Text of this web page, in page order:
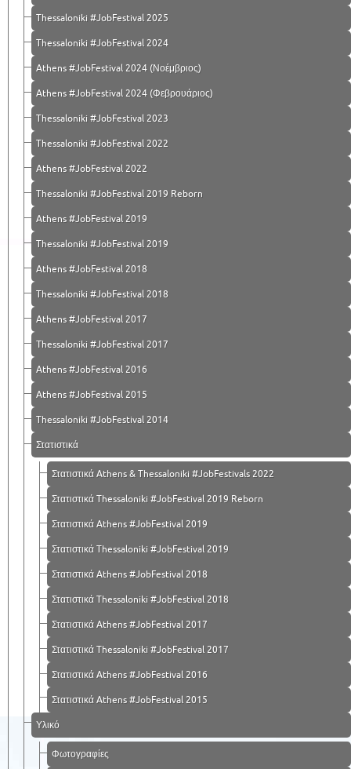
Thessaloniki #JobFestival 2025
Thessaloniki #JobFestival 2024
Athens #JobFestival 2024 (Νοέμβριος)
Athens #JobFestival 2024 (Φεβρουάριος)
Thessaloniki #JobFestival 2023
Thessaloniki #JobFestival 2022
Athens #JobFestival 2022
Thessaloniki #JobFestival 2019 Reborn
Athens #JobFestival 2019
Thessaloniki #JobFestival 2019
Athens #JobFestival 2018
Thessaloniki #JobFestival 2018
Athens #JobFestival 2017
Τhessaloniki #JobFestival 2017
Athens #JobFestival 2016
Athens #JobFestival 2015
Thessaloniki #JobFestival 2014
Στατιστικά
Στατιστικά Athens & Thessaloniki #JobFestivals 2022
Στατιστικά Thessaloniki #JobFestival 2019 Reborn
Στατιστικά Athens #JobFestival 2019
Στατιστικά Thessaloniki #JobFestival 2019
Στατιστικά Athens #JobFestival 2018
Στατιστικά Thessaloniki #JobFestival 2018
Στατιστικά Athens #JobFestival 2017
Στατιστικά Thessaloniki #JobFestival 2017
Στατιστικά Athens #JobFestival 2016
Στατιστικά Athens #JobFestival 2015
Υλικό
Φωτογραφίες